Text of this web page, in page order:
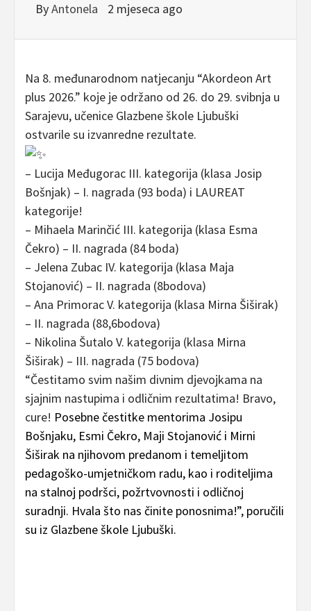
ByAntonela 2 mjeseca ago
Na 8. međunarodnom natjecanju “Akordeon Art
plus 2026.” koje je održano od 26. do 29. svibnja u
Sarajevu, učenice Glazbene škole Ljubuški
ostvarile su izvanredne rezultate.
– Lucija Međugorac III. kategorija (klasa Josip
Bošnjak) – I. nagrada (93 boda) i LAUREAT
kategorije!
– Mihaela Marinčić III. kategorija (klasa Esma
Čekro) – II. nagrada (84 boda)
– Jelena Zubac IV. kategorija (klasa Maja
Stojanović) – II. nagrada (8bodova)
– Ana Primorac V. kategorija (klasa Mirna Šiširak)
– II. nagrada (88,6bodova)
– Nikolina Šutalo V. kategorija (klasa Mirna
Šiširak) – III. nagrada (75 bodova)
“Čestitamo svim našim divnim djevojkama na
sjajnim nastupima i odličnim rezultatima! Bravo,
cure! Posebne čestitke mentorima Josipu
Bošnjaku, Esmi Čekro, Maji Stojanović i Mirni
Šiširak na njihovom predanom i temeljitom
pedagoško-umjetničkom radu, kao i roditeljima
na stalnoj podršci, požrtvovnosti i odličnoj
suradnji. Hvala što nas činite ponosnima!”, poručili
su iz Glazbene škole Ljubuški.